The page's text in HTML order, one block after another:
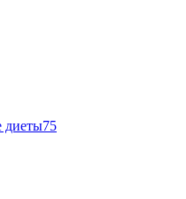
диеты75